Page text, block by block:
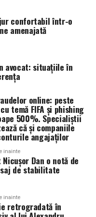
a motorului.
bun între protecție și
Ravenol VMP
moderne care
OEM specifice.
poate fi
precum:
semnificativ
în comparație cu
mai dăunătoare
contribuie la
din punct
resurselor
evenimentului
tipul ecologic
semnificative imaginii
participanții devin din
de mediu,
sustenabile, cum
ecologică, pot
confortabil într-o
amenajată
avocat: situațiile în
online: peste
temă FIFA și phishing
500%. Specialiștii
că și companiile
angajaților
inainte
Dan o notă de
de stabilitate
inainte
retrogradată în